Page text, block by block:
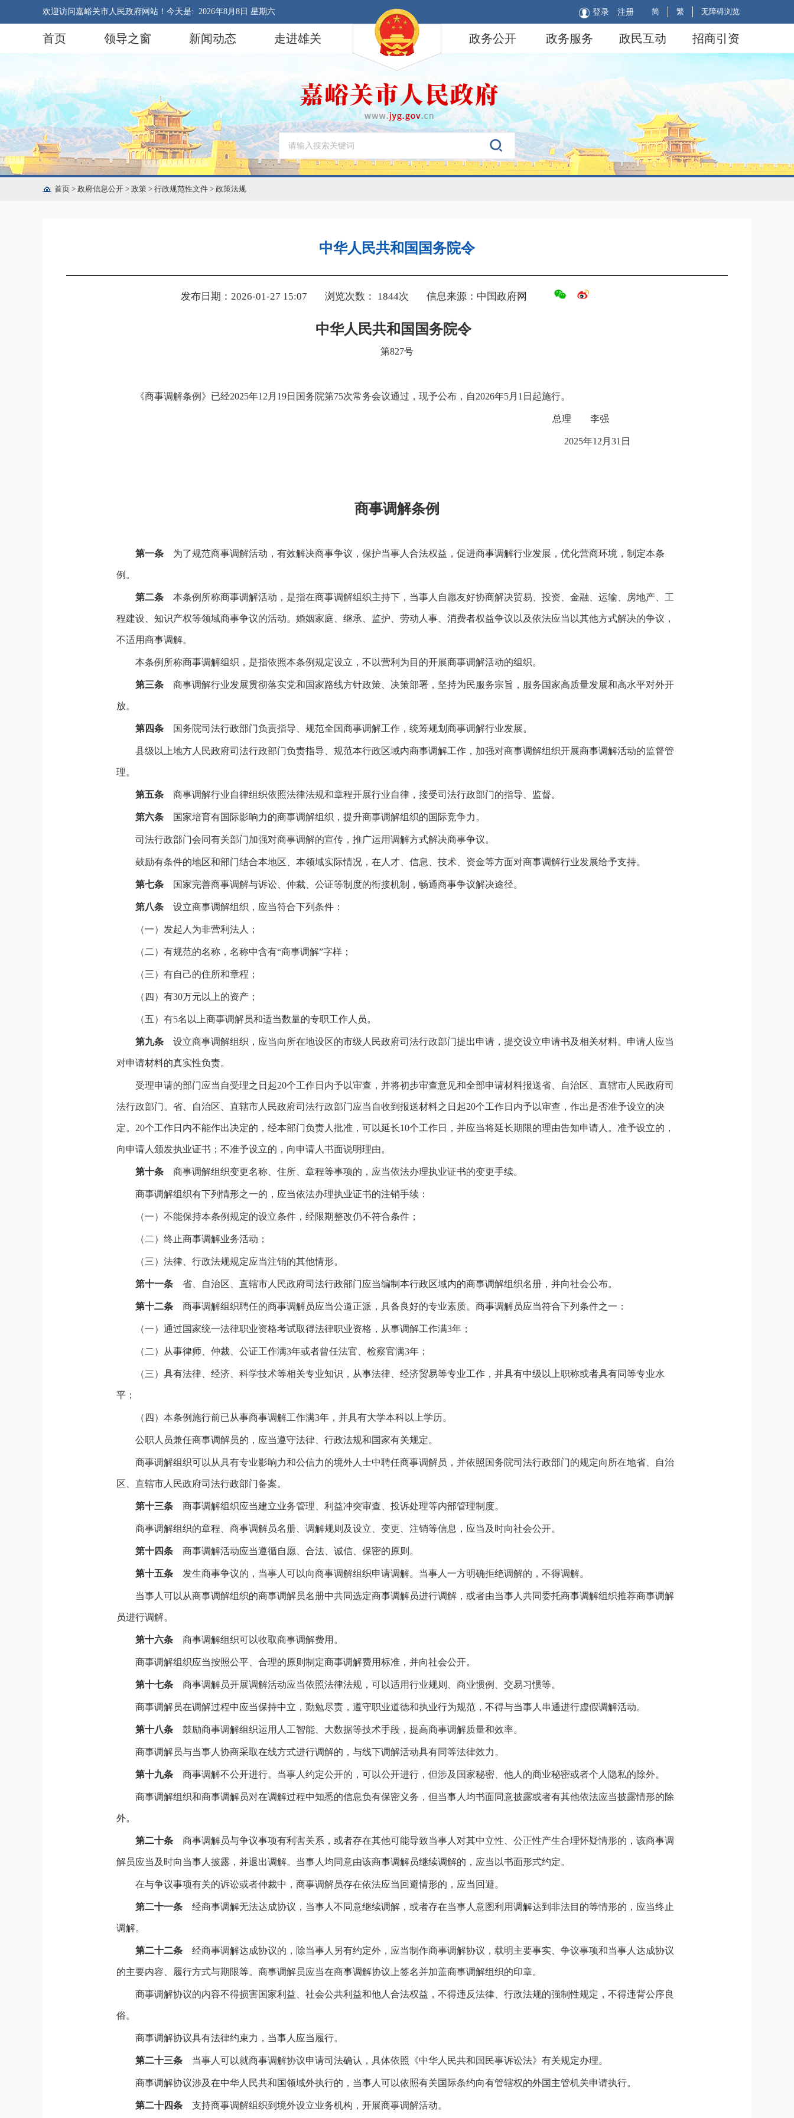
欢迎访问嘉峪关市人民政府网站！今天是: 2026年8月8日 星期六 简 繁 无障碍浏览
登录 注册
首页 领导之窗 新闻动态 走进雄关 政务公开 政务服务 政民互动 招商引资
首页 > 政府信息公开 > 政策 > 行政规范性文件 > 政策法规
中华人民共和国国务院令
发布日期：2026-01-27 15:07 浏览次数： 1844次 信息来源：中国政府网
中华人民共和国国务院令
第827号
《商事调解条例》已经2025年12月19日国务院第75次常务会议通过，现予公布，自2026年5月1日起施行。
总理 李强
2025年12月31日
商事调解条例
第一条 为了规范商事调解活动，有效解决商事争议，保护当事人合法权益，促进商事调解行业发展，优化营商环境，制定本条
例。
第二条 本条例所称商事调解活动，是指在商事调解组织主持下，当事人自愿友好协商解决贸易、投资、金融、运输、房地产、工
程建设、知识产权等领域商事争议的活动。婚姻家庭、继承、监护、劳动人事、消费者权益争议以及依法应当以其他方式解决的争议，
不适用商事调解。
本条例所称商事调解组织，是指依照本条例规定设立，不以营利为目的开展商事调解活动的组织。
第三条 商事调解行业发展贯彻落实党和国家路线方针政策、决策部署，坚持为民服务宗旨，服务国家高质量发展和高水平对外开
放。
第四条 国务院司法行政部门负责指导、规范全国商事调解工作，统筹规划商事调解行业发展。
县级以上地方人民政府司法行政部门负责指导、规范本行政区域内商事调解工作，加强对商事调解组织开展商事调解活动的监督管
理。
第五条 商事调解行业自律组织依照法律法规和章程开展行业自律，接受司法行政部门的指导、监督。
第六条 国家培育有国际影响力的商事调解组织，提升商事调解组织的国际竞争力。
司法行政部门会同有关部门加强对商事调解的宣传，推广运用调解方式解决商事争议。
鼓励有条件的地区和部门结合本地区、本领域实际情况，在人才、信息、技术、资金等方面对商事调解行业发展给予支持。
第七条 国家完善商事调解与诉讼、仲裁、公证等制度的衔接机制，畅通商事争议解决途径。
第八条 设立商事调解组织，应当符合下列条件：
（一）发起人为非营利法人；
（二）有规范的名称，名称中含有“商事调解”字样；
（三）有自己的住所和章程；
（四）有30万元以上的资产；
（五）有5名以上商事调解员和适当数量的专职工作人员。
第九条 设立商事调解组织，应当向所在地设区的市级人民政府司法行政部门提出申请，提交设立申请书及相关材料。申请人应当
对申请材料的真实性负责。
受理申请的部门应当自受理之日起20个工作日内予以审查，并将初步审查意见和全部申请材料报送省、自治区、直辖市人民政府司
法行政部门。省、自治区、直辖市人民政府司法行政部门应当自收到报送材料之日起20个工作日内予以审查，作出是否准予设立的决
定。20个工作日内不能作出决定的，经本部门负责人批准，可以延长10个工作日，并应当将延长期限的理由告知申请人。准予设立的，
向申请人颁发执业证书；不准予设立的，向申请人书面说明理由。
第十条 商事调解组织变更名称、住所、章程等事项的，应当依法办理执业证书的变更手续。
商事调解组织有下列情形之一的，应当依法办理执业证书的注销手续：
（一）不能保持本条例规定的设立条件，经限期整改仍不符合条件；
（二）终止商事调解业务活动；
（三）法律、行政法规规定应当注销的其他情形。
第十一条 省、自治区、直辖市人民政府司法行政部门应当编制本行政区域内的商事调解组织名册，并向社会公布。
第十二条 商事调解组织聘任的商事调解员应当公道正派，具备良好的专业素质。商事调解员应当符合下列条件之一：
（一）通过国家统一法律职业资格考试取得法律职业资格，从事调解工作满3年；
（二）从事律师、仲裁、公证工作满3年或者曾任法官、检察官满3年；
（三）具有法律、经济、科学技术等相关专业知识，从事法律、经济贸易等专业工作，并具有中级以上职称或者具有同等专业水
平；
（四）本条例施行前已从事商事调解工作满3年，并具有大学本科以上学历。
公职人员兼任商事调解员的，应当遵守法律、行政法规和国家有关规定。
商事调解组织可以从具有专业影响力和公信力的境外人士中聘任商事调解员，并依照国务院司法行政部门的规定向所在地省、自治
区、直辖市人民政府司法行政部门备案。
第十三条 商事调解组织应当建立业务管理、利益冲突审查、投诉处理等内部管理制度。
商事调解组织的章程、商事调解员名册、调解规则及设立、变更、注销等信息，应当及时向社会公开。
第十四条 商事调解活动应当遵循自愿、合法、诚信、保密的原则。
第十五条 发生商事争议的，当事人可以向商事调解组织申请调解。当事人一方明确拒绝调解的，不得调解。
当事人可以从商事调解组织的商事调解员名册中共同选定商事调解员进行调解，或者由当事人共同委托商事调解组织推荐商事调解
员进行调解。
第十六条 商事调解组织可以收取商事调解费用。
商事调解组织应当按照公平、合理的原则制定商事调解费用标准，并向社会公开。
第十七条 商事调解员开展调解活动应当依照法律法规，可以适用行业规则、商业惯例、交易习惯等。
商事调解员在调解过程中应当保持中立，勤勉尽责，遵守职业道德和执业行为规范，不得与当事人串通进行虚假调解活动。
第十八条 鼓励商事调解组织运用人工智能、大数据等技术手段，提高商事调解质量和效率。
商事调解员与当事人协商采取在线方式进行调解的，与线下调解活动具有同等法律效力。
第十九条 商事调解不公开进行。当事人约定公开的，可以公开进行，但涉及国家秘密、他人的商业秘密或者个人隐私的除外。
商事调解组织和商事调解员对在调解过程中知悉的信息负有保密义务，但当事人均书面同意披露或者有其他依法应当披露情形的除
外。
第二十条 商事调解员与争议事项有利害关系，或者存在其他可能导致当事人对其中立性、公正性产生合理怀疑情形的，该商事调
解员应当及时向当事人披露，并退出调解。当事人均同意由该商事调解员继续调解的，应当以书面形式约定。
在与争议事项有关的诉讼或者仲裁中，商事调解员存在依法应当回避情形的，应当回避。
第二十一条 经商事调解无法达成协议，当事人不同意继续调解，或者存在当事人意图利用调解达到非法目的等情形的，应当终止
调解。
第二十二条 经商事调解达成协议的，除当事人另有约定外，应当制作商事调解协议，载明主要事实、争议事项和当事人达成协议
的主要内容、履行方式与期限等。商事调解员应当在商事调解协议上签名并加盖商事调解组织的印章。
商事调解协议的内容不得损害国家利益、社会公共利益和他人合法权益，不得违反法律、行政法规的强制性规定，不得违背公序良
俗。
商事调解协议具有法律约束力，当事人应当履行。
第二十三条 当事人可以就商事调解协议申请司法确认，具体依照《中华人民共和国民事诉讼法》有关规定办理。
商事调解协议涉及在中华人民共和国领域外执行的，当事人可以依照有关国际条约向有管辖权的外国主管机关申请执行。
第二十四条 支持商事调解组织到境外设立业务机构，开展商事调解活动。